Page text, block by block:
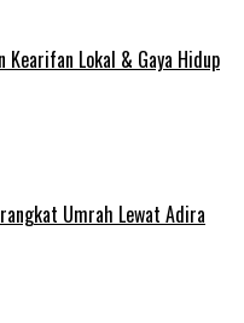
Kearifan Lokal & Gaya Hidup
Umrah Lewat Adira